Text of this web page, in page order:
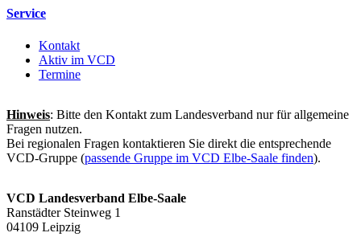
Service
Kontakt
Aktiv im VCD
Termine
Hinweis: Bitte den Kontakt zum Landesverband nur für allgemeine
Fragen nutzen.
Bei regionalen Fragen kontaktieren Sie direkt die entsprechende
VCD-Gruppe (passende Gruppe im VCD Elbe-Saale finden).
VCD Landesverband Elbe-Saale
Ranstädter Steinweg 1
04109 Leipzig